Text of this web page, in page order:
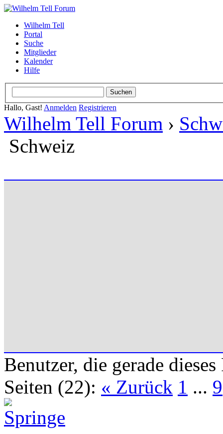
Wilhelm Tell
Portal
Suche
Mitglieder
Kalender
Hilfe
Hallo, Gast! Anmelden Registrieren
Wilhelm Tell Forum ›
Schweiz
Benutzer, die gerade
Seiten (22): « Zurück 1 ... 9